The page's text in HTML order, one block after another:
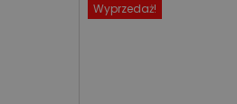
Wyprzedaż!